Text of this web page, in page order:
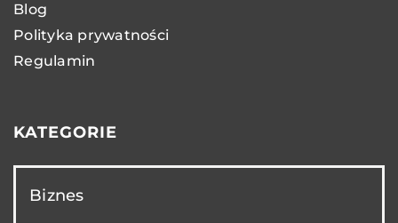
Blog
Polityka prywatności
Regulamin
KATEGORIE
Biznes